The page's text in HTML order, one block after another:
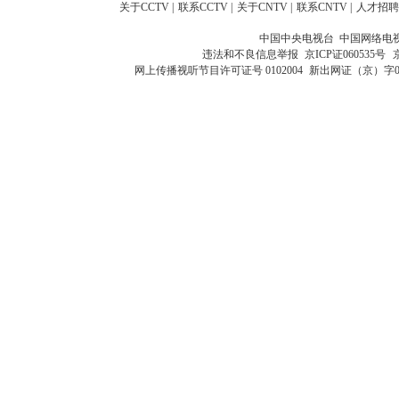
关于CCTV 联系CCTV 关于CNTV 联系CNTV 人才招聘
中国中央电视台 中国网络电
违法和不良信息举报 京ICP证060535号
网上传播视听节目许可证号 0102004 新出网证（京）